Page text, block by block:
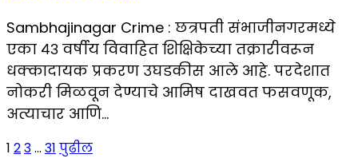
Sambhajinagar Crime : छत्रपती संभाजीनगरमध्ये
एका ४३ वर्षीय विवाहित शिक्षिकेच्या तक्रारीवरून
धक्कादायक प्रकरण उघडकीस आले आहे. परदेशात
नोकरी मिळवून देण्याचे आमिष दाखवत फसवणूक,
अत्याचार आणि…
पोस्ट्स
1 23… 31 पुढील